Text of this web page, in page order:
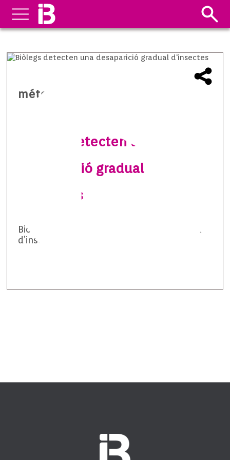
méteo temps i natura
Biòlegs detecten una
desaparició gradual
d’insectes
Biòlegs detecten una desaparició gradual
d’insectes